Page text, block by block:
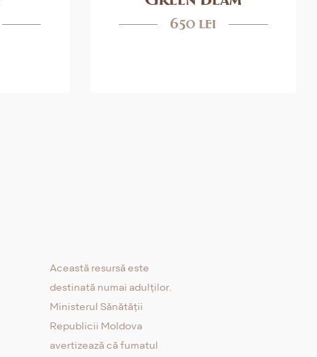
650 lei
Această resursă este
destinată numai adulților.
Ministerul Sănătății
Republicii Moldova
avertizează că fumatul